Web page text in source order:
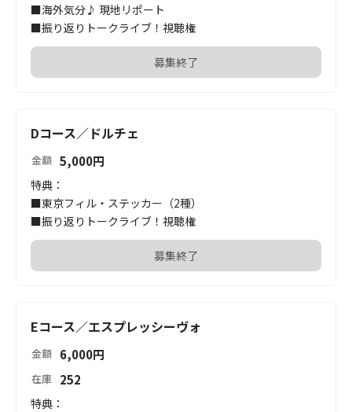
■海外気分♪ 現地リポート
■振り返りトークライブ！視聴権
募集終了
Dコース／ドルチェ
金額 5,000円
特典：
■東京フィル・ステッカー（2種）
■振り返りトークライブ！視聴権
募集終了
Eコース／エスプレッシーヴォ
金額 6,000円
在庫 252
特典：